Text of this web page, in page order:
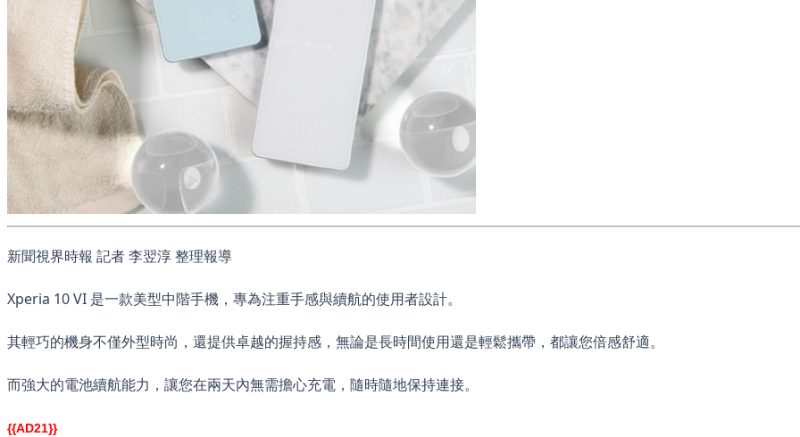
新聞視界時報 記者 李翌淳 整理報導
Xperia 10 VI 是一款美型中階手機，專為注重手感與續航的使用者設計。
其輕巧的機身不僅外型時尚，還提供卓越的握持感，無論是長時間使用還是輕鬆攜帶，都讓您倍感舒適。
而強大的電池續航能力，讓您在兩天內無需擔心充電，隨時隨地保持連接。
{{AD21}}